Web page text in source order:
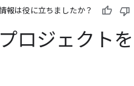
報は役に立ちましたか？
ロジェクトを